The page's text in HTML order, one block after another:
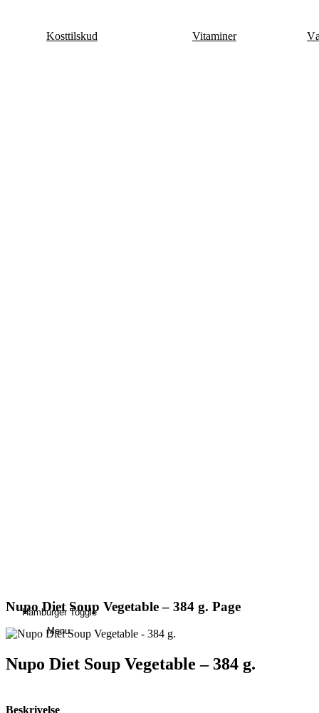
Kosttilskud Vitaminer
Hamburger Toggle
Menu
Nupo Diet Soup Vegetable – 384 g. Page
Nupo Diet Soup Vegetable – 384 g.
Beskrivelse